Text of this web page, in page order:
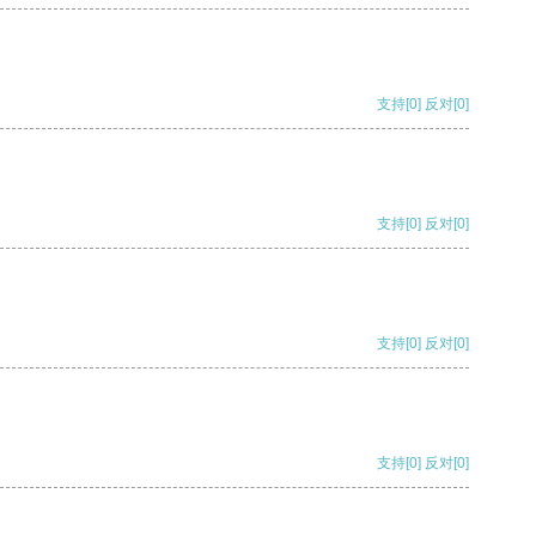
支持[0] 反对[0]
支持[0] 反对[0]
支持[0] 反对[0]
支持[0] 反对[0]